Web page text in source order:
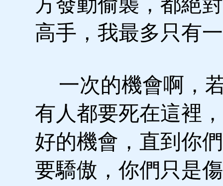
高手，我最多只有
一次的機會啊，
有人都要死在這裡
好的機會，直到你
要驕傲，你們只是